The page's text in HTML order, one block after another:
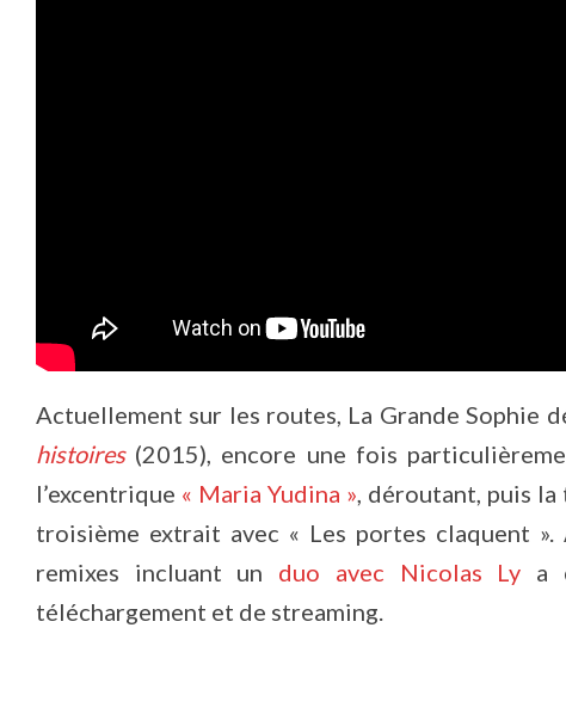
Actuellement sur les routes, La Grande Sophie
histoires(2015), encore une fois
l’excentrique « Maria Yudina », déroutant, puis
troisième extrait avec « Les portes claquent
remixes incluant un duo avec Nicolas Ly a
téléchargement et de streaming.